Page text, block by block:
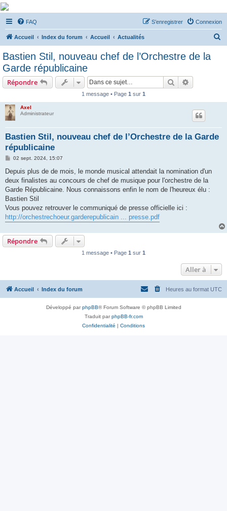
De Musicae Militari -
Forums
Forums de discussions
FAQ Connexion
S’enregistrer
Accueil Index du forum Accueil Actualités
Bastien Stil, nouveau chef de l’Orchestre de la
Garde républicaine
Répondre Rechercher
1 message • Page 1 sur 1
Axel
Administrateur
Bastien Stil, nouveau chef de l’Orchestre de la Garde
républicaine
M
s
s
a
g
02 sept. 2024, 15:07
Depuis plus de de mois, le monde musical attendait la nomination d'un
deux finalistes au concours de chef de musique pour l'orchestre de la
Garde Républicaine. Nous connaissons enfin le nom de l'heureux élu :
Bastien Stil
Vous pouvez retrouver le communiqué de presse officielle ici :
http://orchestrechoeur.garderepublicain ... presse.pdf
Répondre
1 message • Page 1 sur 1
Aller à
Accueil Index du forum Heures au format UTC
Développé parphpBB® Forum Software © phpBB Limited
Traduit parphpBB-fr.com
Confidentialité | Conditions